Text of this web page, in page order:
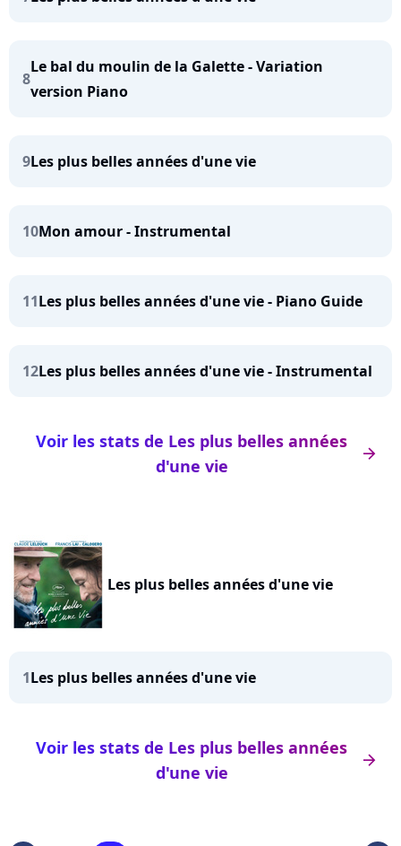
8
Le bal du moulin de la Galette - Variation
version Piano
9Les plus belles années d'une vie
10Mon amour - Instrumental
11Les plus belles années d'une vie - Piano Guide
12Les plus belles années d'une vie - Instrumental
arrow_right
Voir les stats de Les plus belles années
d'une vie
Les plus belles années d'une vie
1Les plus belles années d'une vie
arrow_right
Voir les stats de Les plus belles années
d'une vie